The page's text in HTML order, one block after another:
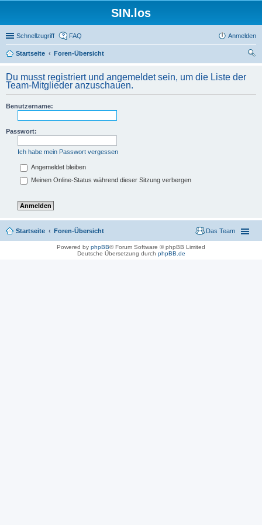
SIN.los
Schnellzugriff FAQ Anmelden
Startseite
Foren-Übersicht
Du musst registriert und angemeldet sein, um die Liste der
Team-Mitglieder anzuschauen.
Benutzername:
Passwort:
Ich habe mein Passwort vergessen
Angemeldet bleiben
Meinen Online-Status während dieser Sitzung verbergen
Startseite Foren-Übersicht Das Team
Powered by phpBB® Forum Software © phpBB Limited
Deutsche Übersetzung durch phpBB.de